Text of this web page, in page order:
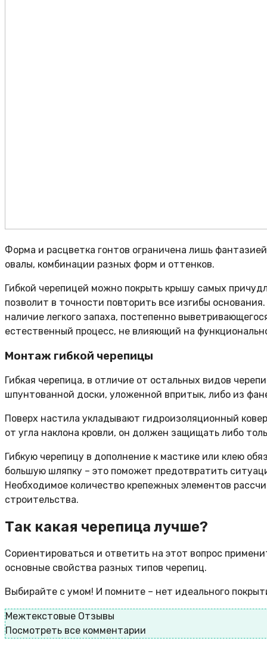
Форма и расцветка гонтов ограничена лишь
овалы, комбинации разных форм и оттенков.
Гибкой черепицей можно покрыть крышу самых
позволит в точности повторить все изгибы
наличие легкого запаха, постепенно
естественный процесс, не влияющий на
Монтаж гибкой черепицы
Гибкая черепица, в отличие от остальных видов
шпунтованной доски, уложенной впритык, либо из
Поверх настила укладывают гидроизоляционный
от угла наклона кровли, он должен защищать либо
Гибкую черепицу в дополнение к мастике или клею
большую шляпку – это поможет предотвратить
Необходимое количество крепежных элементов
строительства.
Так какая черепица лучше?
Сориентироваться и ответить на этот вопрос
основные свойства разных типов черепиц.
Выбирайте с умом! И помните – нет идеального
Межтекстовые Отзывы
Посмотреть все комментарии